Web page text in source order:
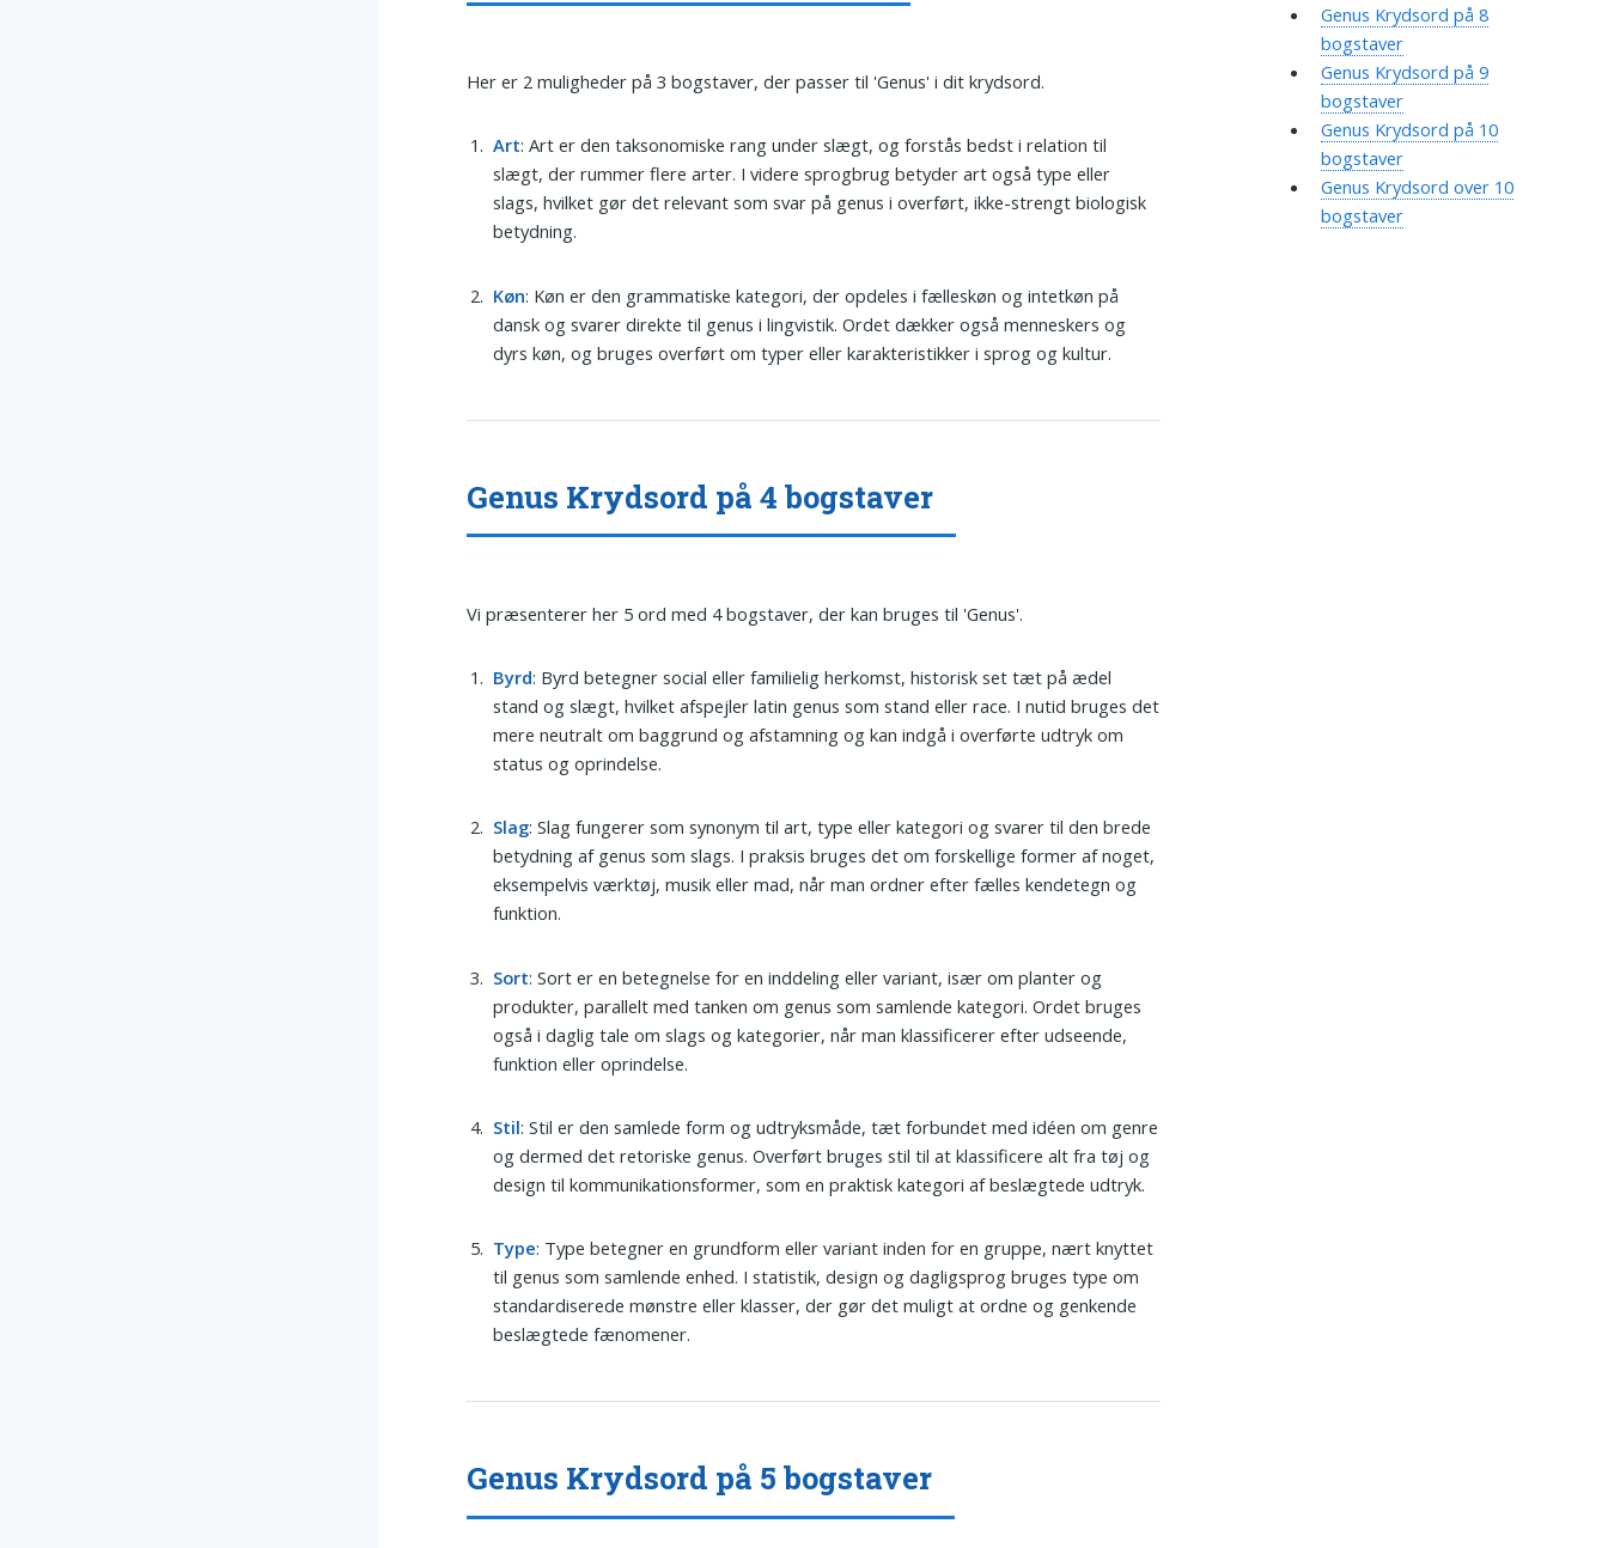
Her er 2 muligheder på 3 bogstaver, der passer til 'Genus' i dit krydsord.
Art: Art er den taksonomiske rang under slægt, og forstås bedst i relation til
slægt, der rummer flere arter. I videre sprogbrug betyder art også type eller
slags, hvilket gør det relevant som svar på genus i overført, ikke-strengt biologisk
betydning.
Køn: Køn er den grammatiske kategori, der opdeles i fælleskøn og intetkøn på
dansk og svarer direkte til genus i lingvistik. Ordet dækker også menneskers og
dyrs køn, og bruges overført om typer eller karakteristikker i sprog og kultur.
Genus Krydsord på 4 bogstaver
Vi præsenterer her 5 ord med 4 bogstaver, der kan bruges til 'Genus'.
Byrd: Byrd betegner social eller familielig herkomst, historisk set tæt på ædel
stand og slægt, hvilket afspejler latin genus som stand eller race. I nutid bruges det
mere neutralt om baggrund og afstamning og kan indgå i overførte udtryk om
status og oprindelse.
Slag: Slag fungerer som synonym til art, type eller kategori og svarer til den brede
betydning af genus som slags. I praksis bruges det om forskellige former af noget,
eksempelvis værktøj, musik eller mad, når man ordner efter fælles kendetegn og
funktion.
Sort: Sort er en betegnelse for en inddeling eller variant, især om planter og
produkter, parallelt med tanken om genus som samlende kategori. Ordet bruges
også i daglig tale om slags og kategorier, når man klassificerer efter udseende,
funktion eller oprindelse.
Stil: Stil er den samlede form og udtryksmåde, tæt forbundet med idéen om genre
og dermed det retoriske genus. Overført bruges stil til at klassificere alt fra tøj og
design til kommunikationsformer, som en praktisk kategori af beslægtede udtryk.
Type: Type betegner en grundform eller variant inden for en gruppe, nært knyttet
til genus som samlende enhed. I statistik, design og dagligsprog bruges type om
standardiserede mønstre eller klasser, der gør det muligt at ordne og genkende
beslægtede fænomener.
Genus Krydsord på 5 bogstaver
Genus Krydsord på 8
bogstaver
Genus Krydsord på 9
bogstaver
Genus Krydsord på 10
bogstaver
Genus Krydsord over 10
bogstaver